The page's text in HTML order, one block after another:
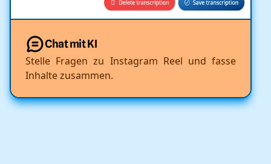
Chat mit KI
Stelle Fragen zu Instagram Reel und fasse
Inhalte zusammen.